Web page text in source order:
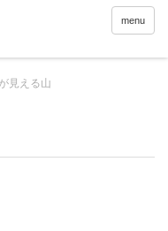
menu
見える山